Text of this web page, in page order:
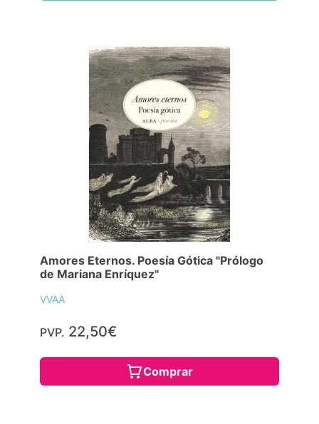
Amores Eternos. Poesía Gótica "Prólogo
de Mariana Enríquez"
VVAA
PVP. 22,50€
Comprar